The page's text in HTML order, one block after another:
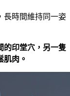
長時間維持同一姿
的印堂穴，另一隻
肌肉。